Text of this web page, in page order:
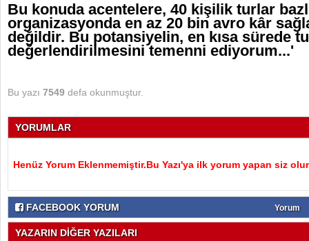
Bu konuda acentelere, 40 kişilik turlar
organizasyonda en az 20 bin avro kâr
değildir. Bu potansiyelin, en kısa sürede
değerlendirilmesini temenni ediyorum...'
Bu yazı 7549 defa okunmuştur.
YORUMLAR
Henüz Yorum Eklenmemiştir.Bu Yazı'ya ilk yorum yapan siz
FACEBOOK YORUM Yorum
YAZARIN DİĞER YAZILARI